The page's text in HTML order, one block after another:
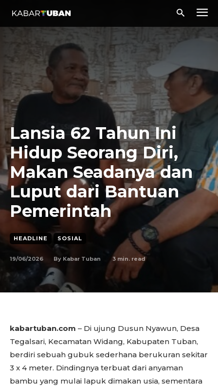
Lansia 62 Tahun Ini
Hidup Seorang Diri,
Makan Seadanya dan
Luput dari Bantuan
Pemerintah
HEADLINE SOSIAL
19/06/2026 By Kabar Tuban 3 min. read
kabartuban.com – Di ujung Dusun Nyawun, Desa
Tegalsari, Kecamatan Widang, Kabupaten Tuban,
berdiri sebuah gubuk sederhana berukuran sekitar
3 x 4 meter. Dindingnya terbuat dari anyaman
bambu yang mulai lapuk dimakan usia, sementara